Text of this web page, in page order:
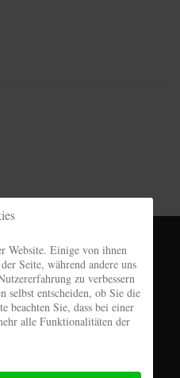
Website. Einige von ihnen
Seite, während andere uns
zu verbessern
selbst entscheiden, ob Sie die
beachten Sie, dass bei einer
alle Funktionalitäten der